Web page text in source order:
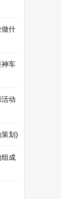
做什
神车
动
划)
组成